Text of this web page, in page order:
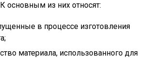
основным из них относят:
в процессе изготовления
материала, использованного для